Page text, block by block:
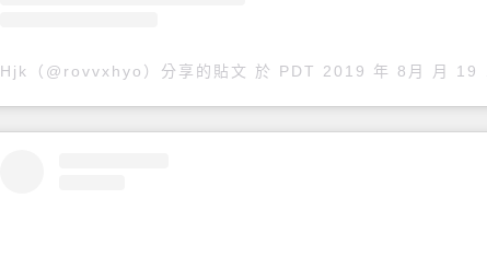
Hjk（@rovvxhyo）分享的貼文 於 PDT 2019 年 8月 月 19 日 下午 6:41